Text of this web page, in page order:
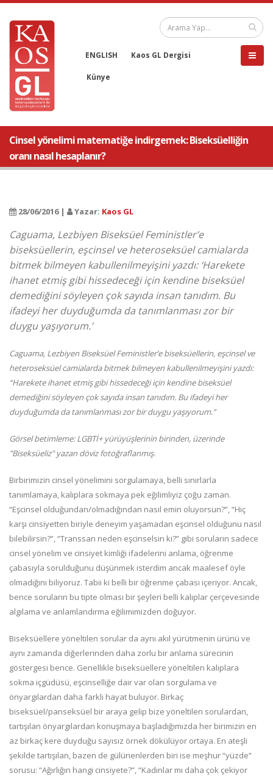
ENGLISH Kaos GL Dergisi
Künye
Cinsel yönelimi matematiğe indirgemek: Biseksüelliğin
oranı nasıl hesaplanır?
28/06/2016 | Yazar: Kaos GL
Caguama, Lezbiyen Biseksüel Feministler’e
biseksüellerin, eşcinsel ve heteroseksüel camialarda
bitmek bilmeyen kabullenilmeyişini yazdı: ‘Harekete
ihanet etmiş gibi hissedeceği için kendine biseksüel
demediğini söyleyen çok sayıda insan tanıdım. Bu
ifadeyi her duyduğumda da tanımlanması zor bir
duygu yaşıyorum.’
Caguama, Lezbiyen Biseksüel Feministler’e biseksüellerin, eşcinsel ve
heteroseksüel camialarda bitmek bilmeyen kabullenilmeyişini yazdı:
“Harekete ihanet etmiş gibi hissedeceği için kendine biseksüel
demediğini söyleyen çok sayıda insan tanıdım. Bu ifadeyi her
duyduğumda da tanımlanması zor bir duygu yaşıyorum.”
Görsel betimleme: LGBTİ+ yürüyüşlerinin birinden, üzerinde
"Biseksüeliz" yazan döviz fotoğraflanmış.
Birbirimizin cinsel yönelimini sorgulamaya, belli sınırlarla
tanımlamaya, kalıplara sokmaya pek eğilimliyiz çoğu zaman.
“Eşcinsel olduğundan/olmadığından nasıl emin oluyorsun?”, “Hiç
karşı cinsiyetten biriyle deneyim yaşamadan eşcinsel olduğunu nasıl
bilebilirsin?”, “Transsan neden eşcinselsin ki?” gibi soruların sadece
cinsel yönelim ve cinsiyet kimliği ifadelerini anlama, öğrenme
çabasıyla sorulduğunu düşünmek isterdim ancak maalesef öyle
olmadığını biliyoruz. Tabii ki belli bir öğrenme çabası içeriyor. Ancak,
bence soruların bu tipte olması bir şeyleri belli kalıplar çerçevesinde
algılama ve anlamlandırma eğilimimizden doğuyor.
Biseksüellere yöneltilen sorular da aynı akıl yürütmenin ürünü ve
aynı zamanda diğerlerinden daha zorlu bir anlama sürecinin
göstergesi bence. Genellikle biseksüellere yöneltilen kalıplara
sokma içgüdüsü, eşcinselliğe dair var olan sorgulama ve
önyargılardan daha farklı hayat buluyor. Birkaç
biseksüel/panseksüel bir araya gelip bize yöneltilen sorulardan,
tartışılan önyargılardan konuşmaya başladığımızda her birimizin en
az birkaç kere duyduğu sayısız örnek dökülüyor ortaya. En ateşli
şekilde tartışılan, bazen de gülünenlerden biri ise meşhur “yüzde”
sorusu: “Ağırlığın hangi cinsiyete?”, “Kadınlar mı daha çok çekiyor